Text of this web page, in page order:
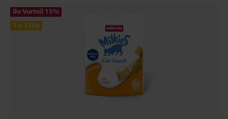
Ihr Vorteil 15%
1 x 120g